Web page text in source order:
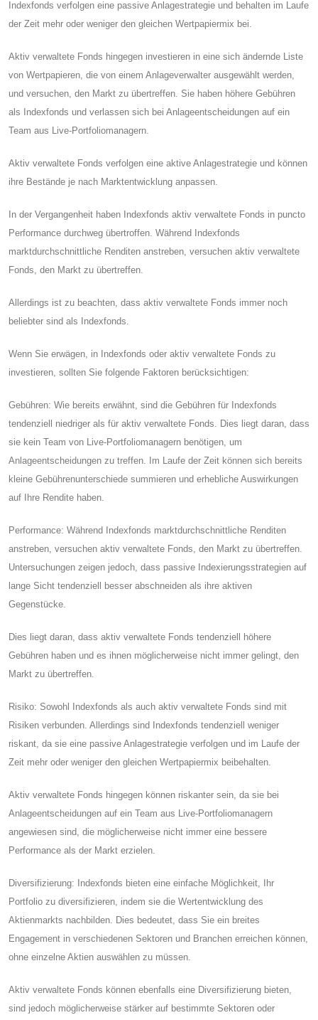
Indexfonds verfolgen eine passive Anlagestrategie und behalten im Laufe
der Zeit mehr oder weniger den gleichen Wertpapiermix bei.
Aktiv verwaltete Fonds hingegen investieren in eine sich ändernde Liste
von Wertpapieren, die von einem Anlageverwalter ausgewählt werden,
und versuchen, den Markt zu übertreffen. Sie haben höhere Gebühren
als Indexfonds und verlassen sich bei Anlageentscheidungen auf ein
Team aus Live-Portfoliomanagern.
Aktiv verwaltete Fonds verfolgen eine aktive Anlagestrategie und können
ihre Bestände je nach Marktentwicklung anpassen.
In der Vergangenheit haben Indexfonds aktiv verwaltete Fonds in puncto
Performance durchweg übertroffen. Während Indexfonds
marktdurchschnittliche Renditen anstreben, versuchen aktiv verwaltete
Fonds, den Markt zu übertreffen.
Allerdings ist zu beachten, dass aktiv verwaltete Fonds immer noch
beliebter sind als Indexfonds.
Wenn Sie erwägen, in Indexfonds oder aktiv verwaltete Fonds zu
investieren, sollten Sie folgende Faktoren berücksichtigen:
Gebühren: Wie bereits erwähnt, sind die Gebühren für Indexfonds
tendenziell niedriger als für aktiv verwaltete Fonds. Dies liegt daran, dass
sie kein Team von Live-Portfoliomanagern benötigen, um
Anlageentscheidungen zu treffen. Im Laufe der Zeit können sich bereits
kleine Gebührenunterschiede summieren und erhebliche Auswirkungen
auf Ihre Rendite haben.
Performance: Während Indexfonds marktdurchschnittliche Renditen
anstreben, versuchen aktiv verwaltete Fonds, den Markt zu übertreffen.
Untersuchungen zeigen jedoch, dass passive Indexierungsstrategien auf
lange Sicht tendenziell besser abschneiden als ihre aktiven
Gegenstücke.
Dies liegt daran, dass aktiv verwaltete Fonds tendenziell höhere
Gebühren haben und es ihnen möglicherweise nicht immer gelingt, den
Markt zu übertreffen.
Risiko: Sowohl Indexfonds als auch aktiv verwaltete Fonds sind mit
Risiken verbunden. Allerdings sind Indexfonds tendenziell weniger
riskant, da sie eine passive Anlagestrategie verfolgen und im Laufe der
Zeit mehr oder weniger den gleichen Wertpapiermix beibehalten.
Aktiv verwaltete Fonds hingegen können riskanter sein, da sie bei
Anlageentscheidungen auf ein Team aus Live-Portfoliomanagern
angewiesen sind, die möglicherweise nicht immer eine bessere
Performance als der Markt erzielen.
Diversifizierung: Indexfonds bieten eine einfache Möglichkeit, Ihr
Portfolio zu diversifizieren, indem sie die Wertentwicklung des
Aktienmarkts nachbilden. Dies bedeutet, dass Sie ein breites
Engagement in verschiedenen Sektoren und Branchen erreichen können,
ohne einzelne Aktien auswählen zu müssen.
Aktiv verwaltete Fonds können ebenfalls eine Diversifizierung bieten,
sind jedoch möglicherweise stärker auf bestimmte Sektoren oder